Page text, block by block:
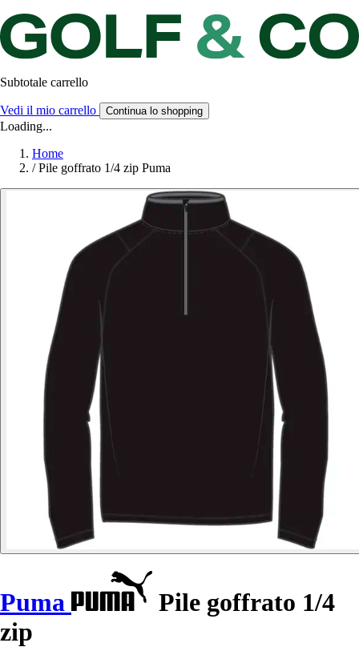
Subtotale carrello
Vedi il mio carrello Continua lo shopping
Loading...
Home
/ Pile goffrato 1/4 zip Puma
Puma
Pile goffrato 1/4
zip